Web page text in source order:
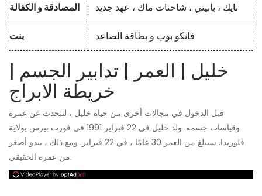
المصادقة و الكفالة نايك ، بانيني ، شاحنات ماك ، عهد جديد
بنت فانكو بوب و بطاقة الصاعد
خليل | العمر | تدابير الجسم |
خريطة الابراج
قبل الدخول في مجالات أخرى من حياة خليل ، لنتحدث عن عمره
وقياسات جسمه. ولد خليل في 22 فبراير 1991 في فورت بيرس بولاية
فلوريدا. سيبلغ من العمر 30 عامًا ، في 22 فبراير. ومع ذلك ، يبدو أصغر
من عمره الحقيقي.